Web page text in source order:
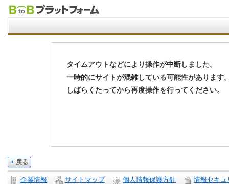
タイムアウトなどにより操作が中断しました。
一時的にサイトが混雑している可能性があります
しばらくたってから再度操作を行ってください。
戻る
企業情報 サイトマップ 個人情報保護方針 情報セキュ